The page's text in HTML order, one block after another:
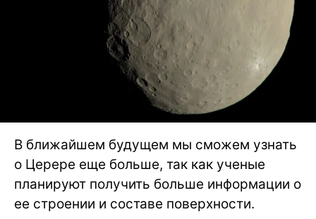
В ближайшем будущем мы сможем узнать
о Церере еще больше, так как ученые
планируют получить больше информации о
ее строении и составе поверхности.